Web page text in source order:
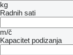
kg
Radnih sati
m/č
Kapacitet podizanja